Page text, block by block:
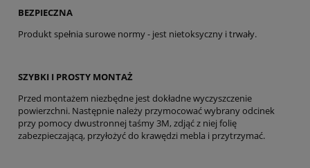
BEZPIECZNA
Produkt spełnia surowe normy - jest nietoksyczny i trwały.
SZYBKI I PROSTY MONTAŻ
Przed montażem niezbędne jest dokładne wyczyszczenie
powierzchni. Następnie należy przymocować wybrany odcinek
przy pomocy dwustronnej taśmy 3M, zdjąć z niej folię
zabezpieczającą, przyłożyć do krawędzi mebla i przytrzymać.